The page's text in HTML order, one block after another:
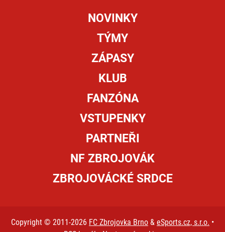
NOVINKY
TÝMY
ZÁPASY
KLUB
FANZÓNA
VSTUPENKY
PARTNEŘI
NF ZBROJOVÁK
ZBROJOVÁCKÉ SRDCE
Copyright © 2011-2026 FC Zbrojovka Brno & eSports.cz, s.r.o. •